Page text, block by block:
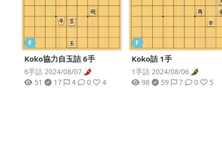
F
Koko協力自玉詰 6手
6手詰 2024/08/07
51
17 4 0 4
F
Koko詰 1手
1手詰 2024/08/06
98
59 7 0 5